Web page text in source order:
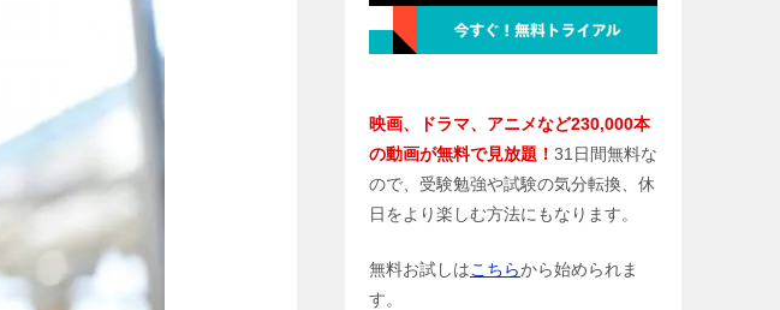
映画、ドラマ、アニメなど230,000本
の動画が無料で見放題！ 31日間無料な
ので、受験勉強や試験の気分転換、休
日をより楽しむ方法にもなります。
無料お試しはこちらから始められま
す。